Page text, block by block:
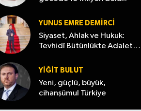
ı
mmat
aranıy
or
YUNUS EMRE DEMIRCI
Siyaset, Ahlak ve Hukuk:
Tevhidî Bütünlükte Adalet
YİĞİT BULUT
Yeni, güçlü, büyük,
cihanşümul Türkiye